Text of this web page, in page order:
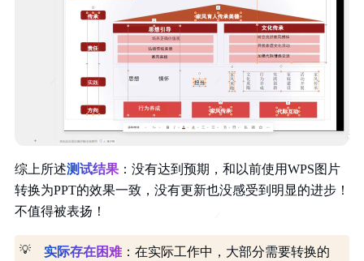
综上所述测试结果 ：没有达到预期，和以前使用WPS图片
转换为PPT的效果一致，没有更新也没感受到明显的进步！
不值得被表扬！
💡 实际存在困难：在实际工作中，大部分需要转换的